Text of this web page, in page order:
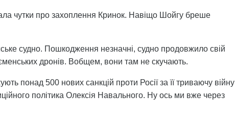
чутки про захоплення Кринок. Навіщо Шойгу бреше
судно. Пошкодження незначні, судно продовжило свій
дронів. Вобщем, вони там не скучають.
понад 500 нових санкцій проти Росії за її триваючу війну
політика Олексія Навального. Ну ось ми вже через